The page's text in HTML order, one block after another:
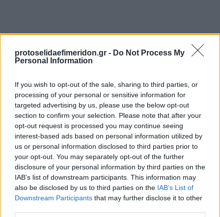
protoselidaefimeridon.gr - Do Not Process My
Personal Information
If you wish to opt-out of the sale, sharing to third parties, or
processing of your personal or sensitive information for
targeted advertising by us, please use the below opt-out
section to confirm your selection. Please note that after your
opt-out request is processed you may continue seeing
interest-based ads based on personal information utilized by
us or personal information disclosed to third parties prior to
your opt-out. You may separately opt-out of the further
disclosure of your personal information by third parties on the
IAB’s list of downstream participants. This information may
also be disclosed by us to third parties on the IAB’s List of
Downstream Participants that may further disclose it to other
Προηγούμενη
Λακωνικός Τύπος
Επόμενη
Η Συνείδηση